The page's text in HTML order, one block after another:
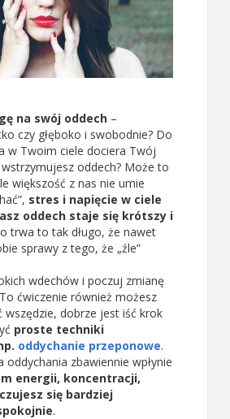
na swój oddech –
czy głęboko i swobodnie? Do
w Twoim ciele dociera Twój
oddech? Może to
większość z nas nie umie
stres i napięcie w ciele
oddech staje się krótszy i
trwa to tak długo, że nawet
sprawy z tego, że „źle”
wdechów i poczuj zmianę
ćwiczenie również możesz
wszędzie, dobrze jest iść krok
proste techniki
oddychanie przeponowe.
oddychania zbawiennie wpłynie
energii, koncentracji,
się bardziej
.